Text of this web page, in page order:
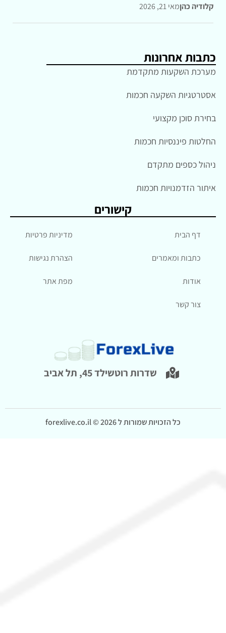
קלודיה כהןמאי 21, 2026
כתבות אחרונות
מערכת השקעות מתקדמת
אסטרטגיות השקעה חכמות
בחירת סוכן מקצועי
החלטות פיננסיות חכמות
ניהול כספים מתקדם
איתור הזדמנויות חכמות
קישורים
דף הבית
כתבות ומאמרים
אודות
צור קשר
מדיניות פרטיות
הצהרת נגישות
מפת אתר
שדרות רוטשילד 45, תל אביב
כל הזכויות שמורות ל forexlive.co.il © 2026